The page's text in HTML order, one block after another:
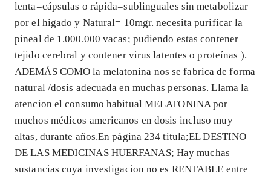
lenta=cápsulas o rápida=sublinguales sin metabolizar
por el higado y Natural= 10mgr. necesita purificar la
pineal de 1.000.000 vacas; pudiendo estas contener
tejido cerebral y contener virus latentes o proteínas ).
ADEMÁS COMO la melatonina nos se fabrica de forma
natural /dosis adecuada en muchas personas. Llama la
atencion el consumo habitual MELATONINA por
muchos médicos americanos en dosis incluso muy
altas, durante años.En página 234 titula;EL DESTINO
DE LAS MEDICINAS HUERFANAS; Hay muchas
sustancias cuya investigacion no es RENTABLE entre